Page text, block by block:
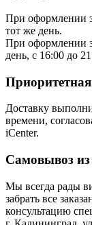
При оформлении
тот же день.
При оформлении
день, с 16:00 до
Доставку
времени,
iCenter.
Самовывоз из
Мы всегда рады
забрать все
консультацию